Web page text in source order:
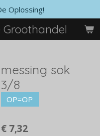
Groothandel
Oplossing!
messing sok
3/8
OP=OP
€ 7,32